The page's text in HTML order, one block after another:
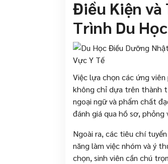
Điều Kiện và
Trình Du
Việc lựa chọn các ứng
không chỉ dựa trên thành
ngoại ngữ và phẩm chất
đánh giá qua hồ sơ,
Ngoài ra, các tiêu chí
năng làm việc nhóm và ý
chọn, sinh viên cần chú